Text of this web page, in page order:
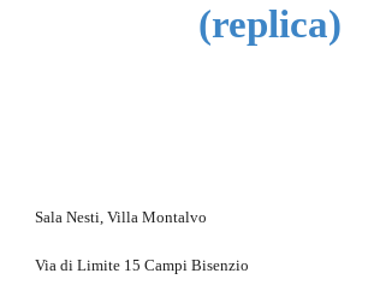
(replica)
Sala Nesti, Villa Montalvo
Via di Limite 15 Campi Bisenzio